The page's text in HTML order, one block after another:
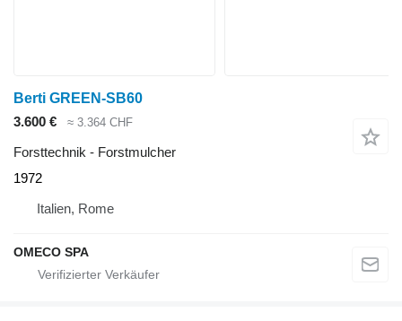
Berti GREEN-SB60
3.600 €
≈ 3.364 CHF
Forsttechnik - Forstmulcher
1972
Italien, Rome
OMECO SPA